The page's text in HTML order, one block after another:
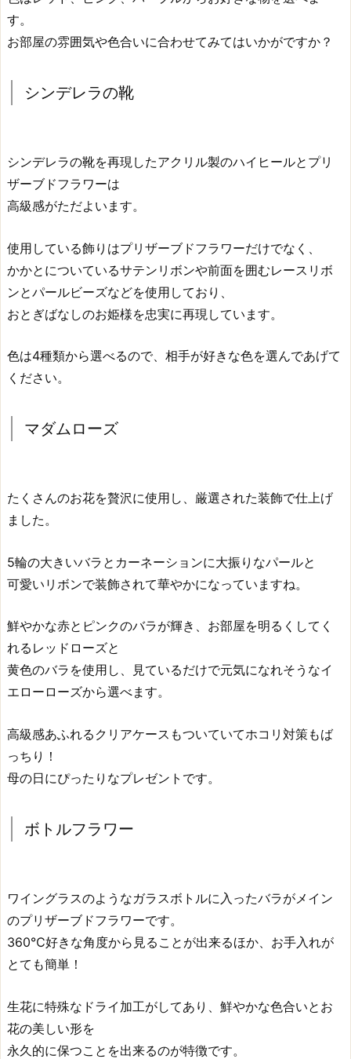
す。
お部屋の雰囲気や色合いに合わせてみてはいかがですか？
シンデレラの靴
シンデレラの靴を再現したアクリル製のハイヒールとプリ
ザーブドフラワーは
高級感がただよいます。
使用している飾りはプリザーブドフラワーだけでなく、
かかとについているサテンリボンや前面を囲むレースリボ
ンとパールビーズなどを使用しており、
おとぎばなしのお姫様を忠実に再現しています。
色は4種類から選べるので、相手が好きな色を選んであげて
ください。
マダムローズ
たくさんのお花を贅沢に使用し、厳選された装飾で仕上げ
ました。
5輪の大きいバラとカーネーションに大振りなパールと
可愛いリボンで装飾されて華やかになっていますね。
鮮やかな赤とピンクのバラが輝き、お部屋を明るくしてく
れるレッドローズと
黄色のバラを使用し、見ているだけで元気になれそうなイ
エローローズから選べます。
高級感あふれるクリアケースもついていてホコリ対策もば
っちり！
母の日にぴったりなプレゼントです。
ボトルフラワー
ワイングラスのようなガラスボトルに入ったバラがメイン
のプリザーブドフラワーです。
360℃好きな角度から見ることが出来るほか、お手入れが
とても簡単！
生花に特殊なドライ加工がしてあり、鮮やかな色合いとお
花の美しい形を
永久的に保つことを出来るのが特徴です。